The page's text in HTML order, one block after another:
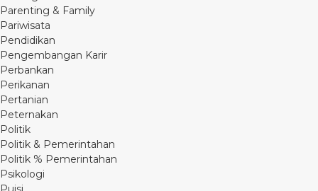
Parenting & Family
Pariwisata
Pendidikan
Pengembangan Karir
Perbankan
Perikanan
Pertanian
Peternakan
Politik
Politik & Pemerintahan
Politik % Pemerintahan
Psikologi